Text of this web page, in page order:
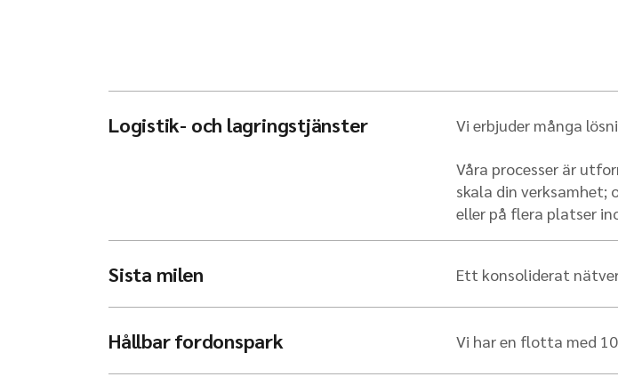
Logistik- och lagringstjänster Vi erbjuder många
Våra processer är
skala din verksamhet;
eller på flera platser
Sista milen Ett konsoliderat
Hållbar fordonspark Vi har en flotta med